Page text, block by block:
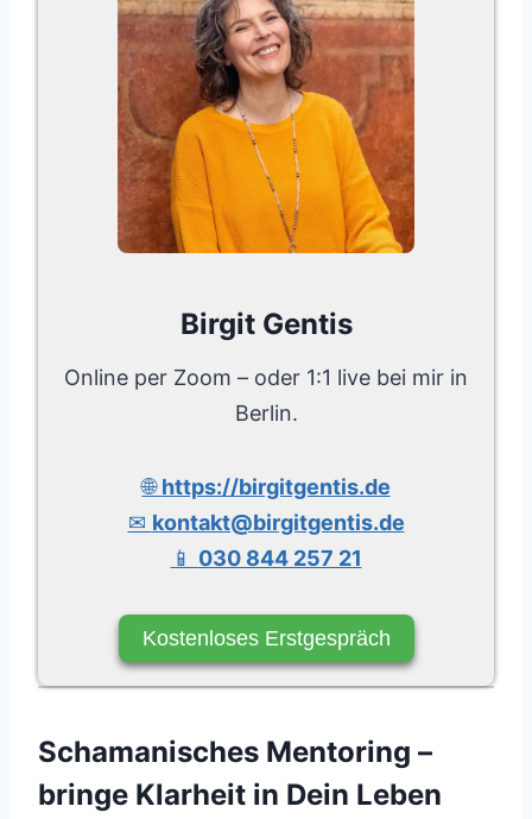
Birgit Gentis
Online per Zoom – oder 1:1 live bei mir in
Berlin.
🌐https://birgitgentis.de
✉ kontakt@birgitgentis.de
📱 030 844 257 21
Kostenloses Erstgespräch
Schamanisches Mentoring –
bringe Klarheit in Dein Leben